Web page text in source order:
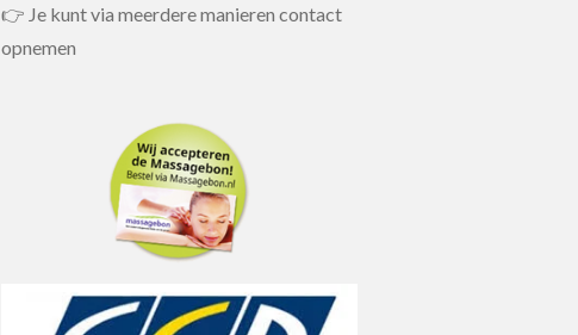
👉 Je kunt via meerdere manieren contact
opnemen